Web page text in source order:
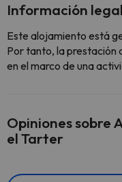
Información legal
Este alojamiento está
Por tanto, la prestación
en el marco de una
Opiniones sobre
el Tarter